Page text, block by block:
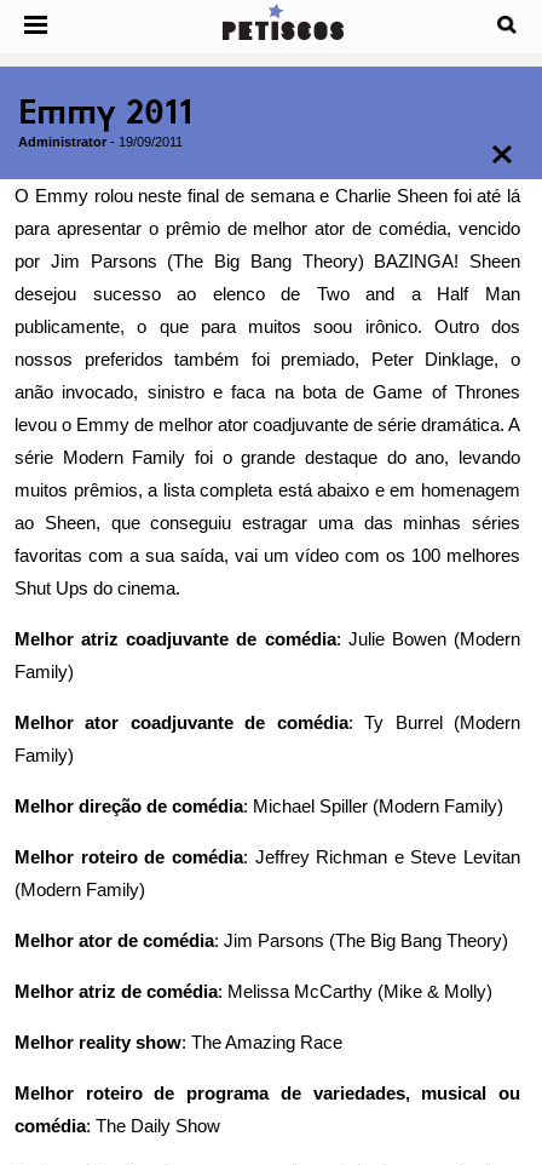
Emmy 2011
Administrator - 19/09/2011
O Emmy rolou neste final de semana e Charlie Sheen foi até lá
para apresentar o prêmio de melhor ator de comédia, vencido
por Jim Parsons (The Big Bang Theory) BAZINGA! Sheen
desejou sucesso ao elenco de Two and a Half Man
publicamente, o que para muitos soou irônico. Outro dos
nossos preferidos também foi premiado, Peter Dinklage, o
anão invocado, sinistro e faca na bota deGame of Thrones
levou o Emmy de melhor ator coadjuvante de série dramática. A
série Modern Family foi o grande destaque do ano, levando
muitos prêmios, a lista completa está abaixo e em homenagem
ao Sheen, que conseguiu estragar uma das minhas séries
favoritas com a sua saída, vai um vídeo com os 100 melhores
Shut Ups do cinema.
Melhor atriz coadjuvante de comédia: Julie Bowen (Modern
Family)
Melhor ator coadjuvante de comédia: Ty Burrel (Modern
Family)
Melhor direção de comédia: Michael Spiller (Modern Family)
Melhor roteiro de comédia: Jeffrey Richman e Steve Levitan
(Modern Family)
Melhor ator de comédia: Jim Parsons (The Big Bang Theory)
Melhor atriz de comédia: Melissa McCarthy (Mike & Molly)
Melhor reality show: The Amazing Race
Melhor roteiro de programa de variedades, musical ou
comédia: The Daily Show